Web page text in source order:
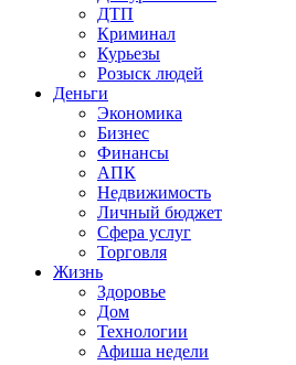
ДТП
Криминал
Курьезы
Розыск людей
Деньги
Экономика
Бизнес
Финансы
АПК
Недвижимость
Личный бюджет
Сфера услуг
Торговля
Жизнь
Здоровье
Дом
Технологии
Афиша недели